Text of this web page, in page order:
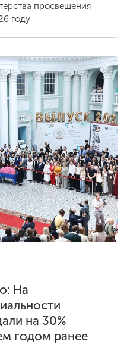
просвещения
году
На
на 30%
годом ранее